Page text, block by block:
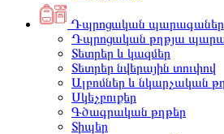
Դպրոցական պարագաներ
Դպրոցական թղթյա
Տետրեր և կազմեր
Տետրեր նվերային տուփով
Ալբոմներ և նկարչական
Սկեչբուքեր
Գծագրական թղթեր
Տիպեր